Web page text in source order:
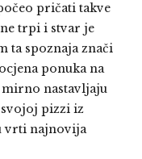
pričati takve
trpi i stvar je
ta spoznaja znači
ponuka na
nastavljaju
pizzi iz
vrti najnovija